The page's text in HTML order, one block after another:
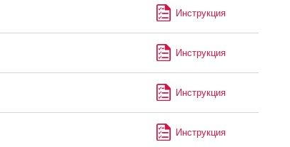
Инструкция
Инструкция
Инструкция
Инструкция